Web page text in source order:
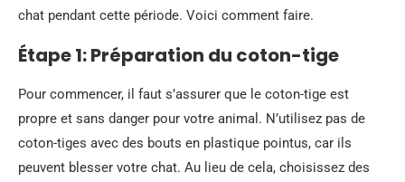
chat pendant cette période. Voici comment faire.
Étape 1: Préparation du coton-tige
Pour commencer, il faut s’assurer que le coton-tige est
propre et sans danger pour votre animal. N’utilisez pas de
coton-tiges avec des bouts en plastique pointus, car ils
peuvent blesser votre chat. Au lieu de cela, choisissez des